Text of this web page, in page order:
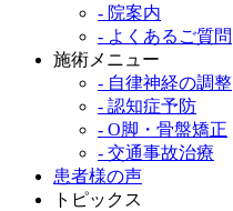
- 院案内
- よくあるご質問
施術メニュー
- 自律神経の調整
- 認知症予防
- O脚・骨盤矯正
- 交通事故治療
患者様の声
トピックス